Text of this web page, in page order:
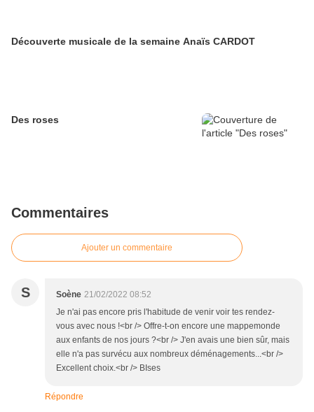
Découverte musicale de la semaine Anaïs CARDOT
Des roses
Commentaires
Ajouter un commentaire
S Soène 21/02/2022 08:52
Je n'ai pas encore pris l'habitude de venir voir tes rendez-
vous avec nous !<br /> Offre-t-on encore une mappemonde
aux enfants de nos jours ?<br /> J'en avais une bien sûr, mais
elle n'a pas survécu aux nombreux déménagements...<br />
Excellent choix.<br /> BIses
Répondre